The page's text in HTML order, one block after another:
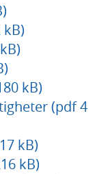
kB)
(pdf 4
kB)
kB)